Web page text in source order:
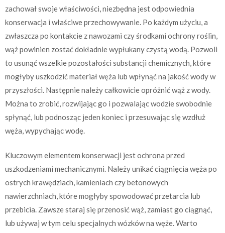
zachował swoje właściwości, niezbędna jest odpowiednia
konserwacja i właściwe przechowywanie. Po każdym użyciu, a
zwłaszcza po kontakcie z nawozami czy środkami ochrony roślin,
wąż powinien zostać dokładnie wypłukany czystą wodą. Pozwoli
to usunąć wszelkie pozostałości substancji chemicznych, które
mogłyby uszkodzić materiał węża lub wpłynąć na jakość wody w
przyszłości. Następnie należy całkowicie opróżnić wąż z wody.
Można to zrobić, rozwijając go i pozwalając wodzie swobodnie
spłynąć, lub podnosząc jeden koniec i przesuwając się wzdłuż
węża, wypychając wodę.
Kluczowym elementem konserwacji jest ochrona przed
uszkodzeniami mechanicznymi. Należy unikać ciągnięcia węża po
ostrych krawędziach, kamieniach czy betonowych
nawierzchniach, które mogłyby spowodować przetarcia lub
przebicia. Zawsze staraj się przenosić wąż, zamiast go ciągnąć,
lub używaj w tym celu specjalnych wózków na węże. Warto